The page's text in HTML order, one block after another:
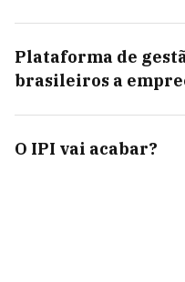
Plataforma de
brasileiros a
O IPI vai acabar?